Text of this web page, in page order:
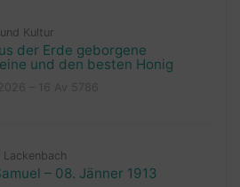
Kultur
der Erde geborgene
und den besten Honig
– 08. Jänner 1913